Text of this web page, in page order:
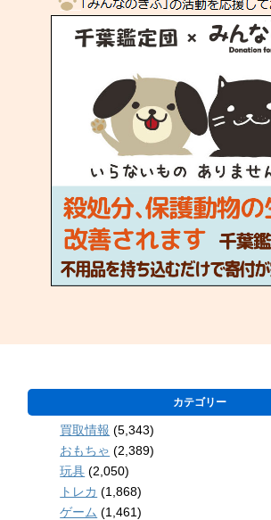
カテゴリー
買取情報 (5,343)
おもちゃ (2,389)
玩具 (2,050)
トレカ (1,868)
ゲーム (1,461)